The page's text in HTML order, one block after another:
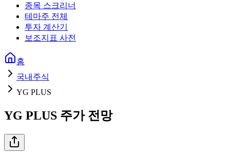
종목 스크리너
테마주 전체
투자 계산기
보조지표 사전
홈
국내주식
YG PLUS
YG PLUS 주가 전망